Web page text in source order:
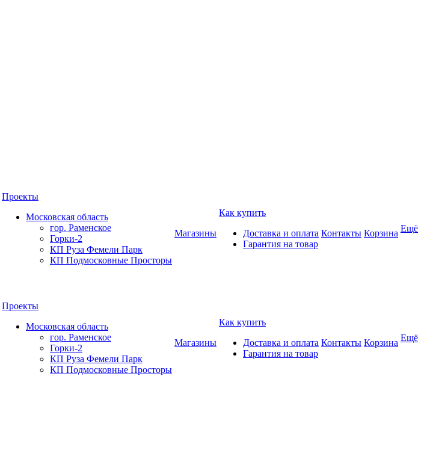
Проекты
Московская область
гор. Раменское
Горки-2
КП Руза Фемели Парк
КП Подмосковные Просторы
Магазины
Как купить
Доставка и оплата
Гарантия на товар
Контакты Корзина Ещё
Проекты
Московская область
гор. Раменское
Горки-2
КП Руза Фемели Парк
КП Подмосковные Просторы
Магазины
Как купить
Доставка и оплата
Гарантия на товар
Контакты Корзина Ещё